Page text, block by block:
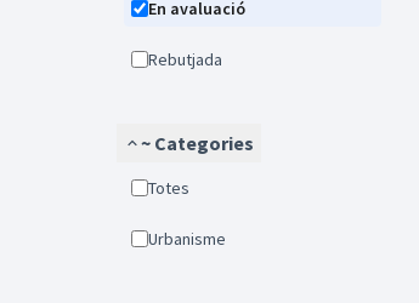
En avaluació
Rebutjada
~ Categories
Totes
Urbanisme